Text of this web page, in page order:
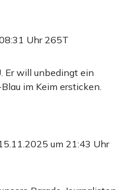
Uhr 265T
Er will unbedingt ein
im Keim ersticken.
um 21:43 Uhr